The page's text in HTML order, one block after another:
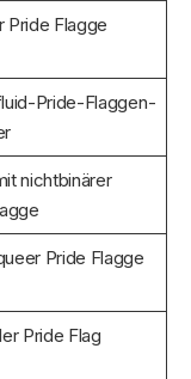
Pride Flagge
Pride-Flaggen-
nichtbinärer
Pride Flagge
Pride Flag